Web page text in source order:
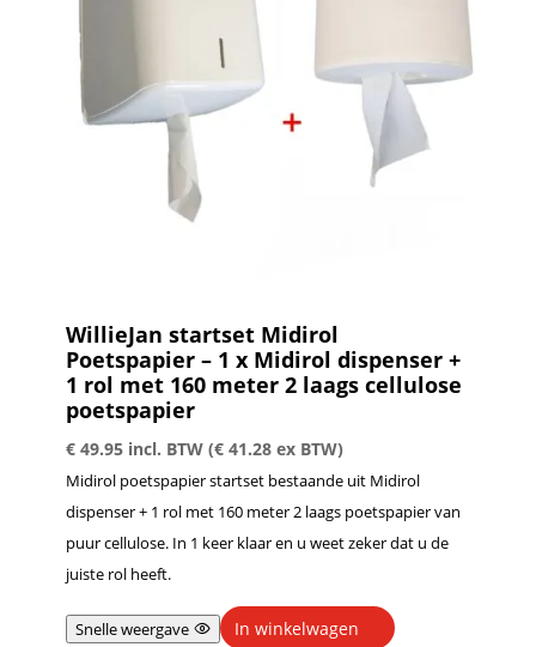
WillieJan startset Midirol
Poetspapier – 1 x Midirol dispenser +
1 rol met 160 meter 2 laags cellulose
poetspapier
€49.95 incl. BTW (€41.28ex BTW)
Midirol poetspapier startset bestaande uit Midirol
dispenser + 1 rol met 160 meter 2 laags poetspapier van
puur cellulose. In 1 keer klaar en u weet zeker dat u de
juiste rol heeft.
Snelle weergave In winkelwagen